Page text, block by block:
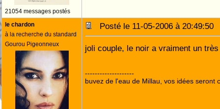
21054 messages postés
le chardon
à la recherche du standard
Gourou Pigeonneux
Posté le 11-05-2006 à
joli couple, le noir a vraiment un
--------------------
buvez de l'eau de Millau, vos idées seront